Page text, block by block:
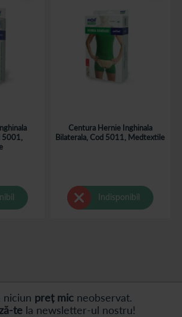
5001,
Centura Hernie Inghinala
Bilaterala, Cod 5011, Medtextile
Indisponibil
niciun preț mic neobservat.
tela newsletter-ul nostru!